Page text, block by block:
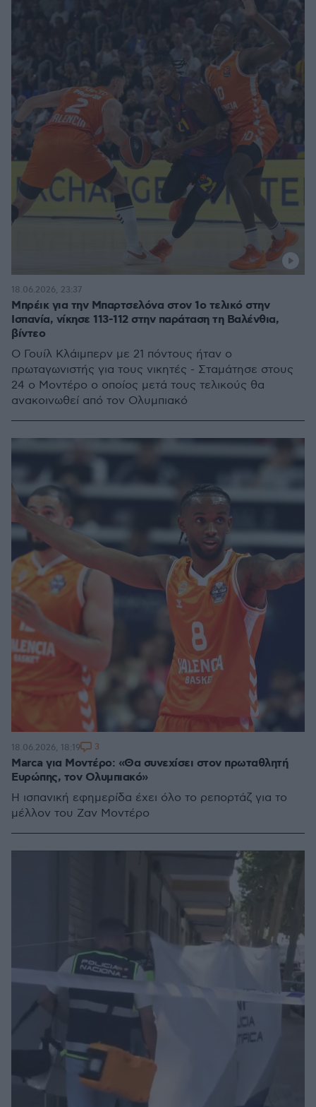
Μπρέικ για την Μπαρτσελόνα στον 1ο τελικό στην
Ισπανία, νίκησε 113-112 στην παράταση τη Βαλένθια,
βίντεο
Ο Γουίλ Κλάιμπερν με 21 πόντους ήταν ο
πρωταγωνιστής για τους νικητές - Σταμάτησε στους
24 ο Μοντέρο ο οποίος μετά τους τελικούς θα
ανακοινωθεί από τον Ολυμπιακό
18.06.2026, 23:37
Marca για Μοντέρο: «Θα συνεχίσει στον πρωταθλητή
Ευρώπης, τον Ολυμπιακό»
Η ισπανική εφημερίδα έχει όλο το ρεπορτάζ για το
μέλλον του Ζαν Μοντέρο
18.06.2026, 18:19 3